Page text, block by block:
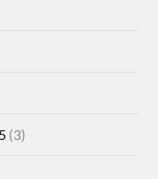
(3)